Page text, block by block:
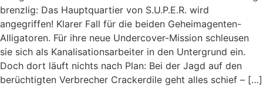
brenzlig: Das Hauptquartier von S.U.P.E.R. wird
angegriffen! Klarer Fall für die beiden Geheimagenten-
Alligatoren. Für ihre neue Undercover-Mission schleusen
sie sich als Kanalisationsarbeiter in den Untergrund ein.
Doch dort läuft nichts nach Plan: Bei der Jagd auf den
berüchtigten Verbrecher Crackerdile geht alles schief – […]